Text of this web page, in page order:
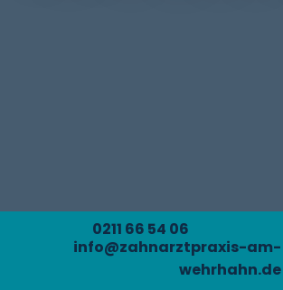
0211 66 54 06
info@zahnarztpraxis-am-
wehrhahn.de